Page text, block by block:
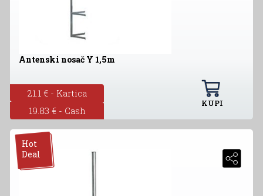
Antenski nosač Y 1,5m
21.1 € - Kartica
19.83 € - Cash
KUPI
Hot
Deal